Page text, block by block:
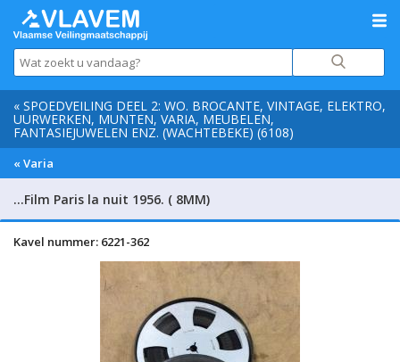
« SPOEDVEILING DEEL 2: WO. BROCANTE, VINTAGE, ELEKTRO,
UURWERKEN, MUNTEN, VARIA, MEUBELEN,
FANTASIEJUWELEN ENZ. (WACHTEBEKE) (6108)
« Varia
…Film Paris la nuit 1956. ( 8MM)
Kavel nummer: 6221-362